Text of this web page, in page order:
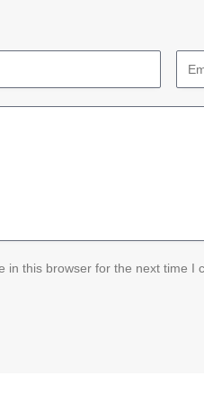
in this browser for the next time I